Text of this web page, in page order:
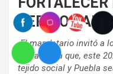
SERGIO
-El mandatario invitó a
población a que, este
tejido social y Puebla